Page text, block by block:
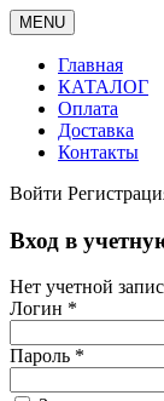
MENU
Главная
КАТАЛОГ
Оплата
Доставка
Контакты
Войти
Вход в
Нет учетной
Логин *
Пароль *